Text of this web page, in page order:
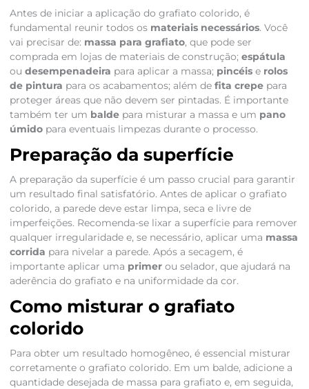
Antes de iniciar a aplicação do grafiato colorido, é
fundamental reunir todos os materiais necessários. Você
vai precisar de: massa para grafiato, que pode ser
comprada em lojas de materiais de construção; espátula
ou desempenadeira para aplicar a massa; pincéise rolos
de pintura para os acabamentos; além de fita crepepara
proteger áreas que não devem ser pintadas. É importante
também ter um baldepara misturar a massa e um pano
úmidopara eventuais limpezas durante o processo.
Preparação da superfície
A preparação da superfície é um passo crucial para garantir
um resultado final satisfatório. Antes de aplicar o grafiato
colorido, a parede deve estar limpa, seca e livre de
imperfeições. Recomenda-se lixar a superfície para remover
qualquer irregularidade e, se necessário, aplicar uma massa
corrida para nivelar a parede. Após a secagem, é
importante aplicar uma primerou selador, que ajudará na
aderência do grafiato e na uniformidade da cor.
Como misturar o grafiato
colorido
Para obter um resultado homogêneo, é essencial misturar
corretamente o grafiato colorido. Em um balde, adicione a
quantidade desejada de massa para grafiato e, em seguida,